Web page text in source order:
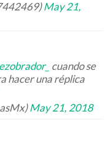
May 21,
cuando se
hacer una réplica
May 21, 2018